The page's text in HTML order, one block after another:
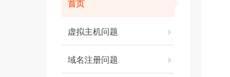
首页
虚拟主机问题
域名注册问题